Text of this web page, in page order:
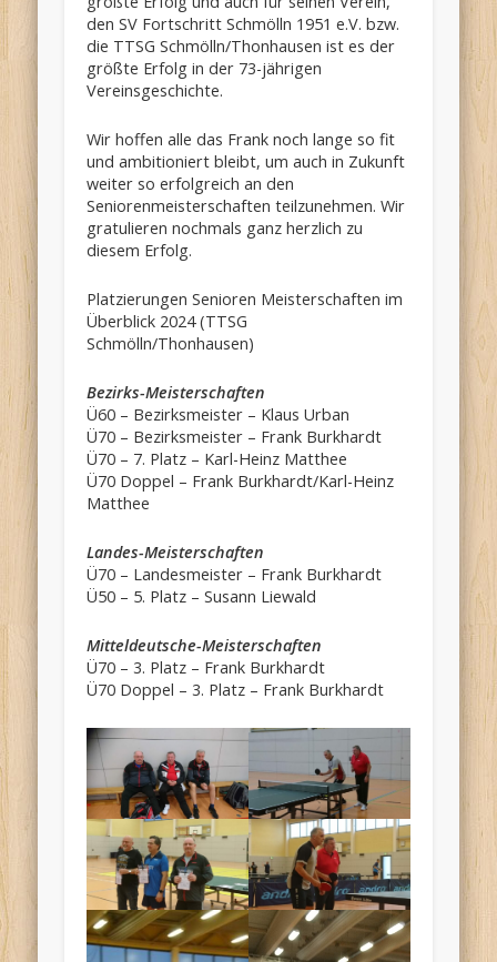
den SV Fortschritt Schmölln 1951 e.V. bzw.
die TTSG Schmölln/Thonhausen ist es der
größte Erfolg in der 73-jährigen
Vereinsgeschichte.
Wir hoffen alle das Frank noch lange so fit
und ambitioniert bleibt, um auch in Zukunft
weiter so erfolgreich an den
Seniorenmeisterschaften teilzunehmen. Wir
gratulieren nochmals ganz herzlich zu
diesem Erfolg.
Platzierungen Senioren Meisterschaften im
Überblick 2024 (TTSG
Schmölln/Thonhausen)
Bezirks-Meisterschaften
Ü60 – Bezirksmeister – Klaus Urban
Ü70 – Bezirksmeister – Frank Burkhardt
Ü70 – 7. Platz – Karl-Heinz Matthee
Ü70 Doppel – Frank Burkhardt/Karl-Heinz
Matthee
Landes-Meisterschaften
Ü70 – Landesmeister – Frank Burkhardt
Ü50 – 5. Platz – Susann Liewald
Mitteldeutsche-Meisterschaften
Ü70 – 3. Platz – Frank Burkhardt
Ü70 Doppel – 3. Platz – Frank Burkhardt